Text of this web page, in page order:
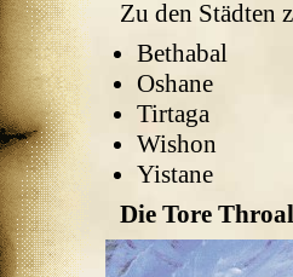
Zu den Städten
Bethabal
Oshane
Tirtaga
Wishon
Yistane
Die Tore